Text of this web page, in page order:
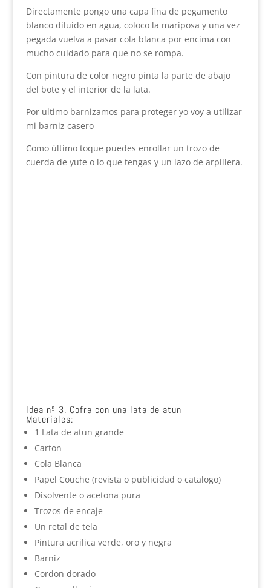
Directamente pongo una capa fina de pegamento
blanco diluido en agua, coloco la mariposa y una vez
pegada vuelva a pasar cola blanca por encima con
mucho cuidado para que no se rompa.
Con pintura de color negro pinta la parte de abajo
del bote y el interior de la lata.
Por ultimo barnizamos para proteger yo voy a utilizar
mi barniz casero
Como último toque puedes enrollar un trozo de
cuerda de yute o lo que tengas y un lazo de arpillera.
Idea nº 3. Cofre con una lata de atun
Materiales:
1 Lata de atun grande
Carton
Cola Blanca
Papel Couche (revista o publicidad o catalogo)
Disolvente o acetona pura
Trozos de encaje
Un retal de tela
Pintura acrilica verde, oro y negra
Barniz
Cordon dorado